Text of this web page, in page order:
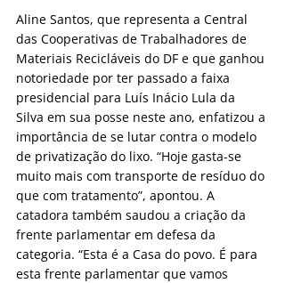
Aline Santos, que representa a Central
das Cooperativas de Trabalhadores de
Materiais Recicláveis do DF e que ganhou
notoriedade por ter passado a faixa
presidencial para Luís Inácio Lula da
Silva em sua posse neste ano, enfatizou a
importância de se lutar contra o modelo
de privatização do lixo. “Hoje gasta-se
muito mais com transporte de resíduo do
que com tratamento”, apontou. A
catadora também saudou a criação da
frente parlamentar em defesa da
categoria. “Esta é a Casa do povo. É para
esta frente parlamentar que vamos